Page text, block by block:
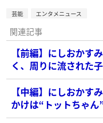
芸能 エンタメニュース
関連記事
【前編】にしおかす
く、周りに流された子
【中編】にしおかす
かけは“トットちゃん”